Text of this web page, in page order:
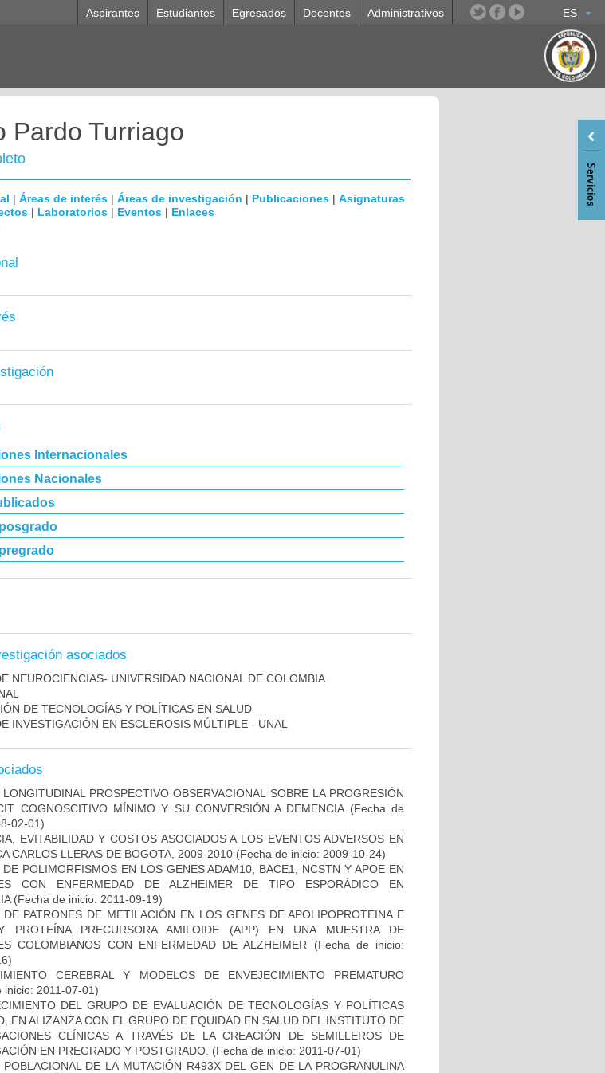
ES
Aspirantes Estudiantes Egresados Docentes Administrativos
Pardo Turriago
| Áreas de interés | Áreas de investigación | Publicaciones | Asignaturas
| Laboratorios | Eventos | Enlaces
Internacionales
Nacionales
asociados
NEUROCIENCIAS- UNIVERSIDAD NACIONAL DE COLOMBIA
DE TECNOLOGÍAS Y POLÍTICAS EN SALUD
INVESTIGACIÓN EN ESCLEROSIS MÚLTIPLE - UNAL
PROSPECTIVO OBSERVACIONAL SOBRE LA PROGRESIÓN
COGNOSCITIVO MÍNIMO Y SU CONVERSIÓN A DEMENCIA(Fecha de
02-01)
EVITABILIDAD Y COSTOS ASOCIADOS A LOS EVENTOS ADVERSOS EN
CARLOS LLERAS DE BOGOTA, 2009-2010 (Fecha de inicio: 2009-10-24)
DE POLIMORFISMOS EN LOS GENES ADAM10, BACE1, NCSTN Y APOE EN
CON ENFERMEDAD DE ALZHEIMER DE TIPO ESPORÁDICO EN
(Fecha de inicio: 2011-09-19)
DE PATRONES DE METILACIÓN EN LOS GENES DE APOLIPOPROTEINA E
PROTEÍNA PRECURSORA AMILOIDE (APP) EN UNA MUESTRA DE
COLOMBIANOS CON ENFERMEDAD DE ALZHEIMER (Fecha de inicio:
CEREBRAL Y MODELOS DE ENVEJECIMIENTO PREMATURO
inicio: 2011-07-01)
DEL GRUPO DE EVALUACIÓN DE TECNOLOGÍAS Y POLÍTICAS
EN ALIZANZA CON EL GRUPO DE EQUIDAD EN SALUD DEL INSTITUTO DE
CLÍNICAS A TRAVÉS DE LA CREACIÓN DE SEMILLEROS DE
EN PREGRADO Y POSTGRADO. (Fecha de inicio: 2011-07-01)
POBLACIONAL DE LA MUTACIÓN R493X DEL GEN DE LA PROGRANULINA